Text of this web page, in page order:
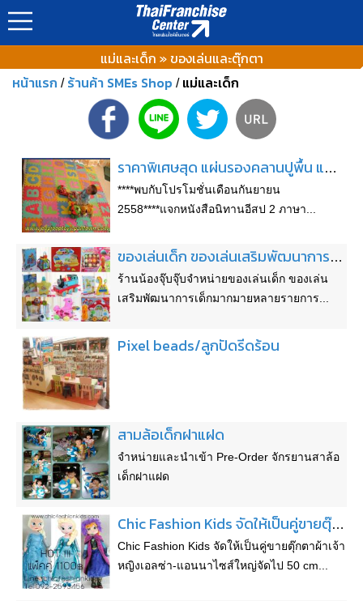
แม่และเด็ก » ของเล่นและตุ๊กตา
หน้าแรก / ร้านค้า SMEs Shop / แม่และเด็ก
ราคาพิเศษสุด แผ่นรองคลานปูพื้น แผ่นรองคลาน A-Z , แผ่นรองคลานดีสนี่ย์
****พบกับโปรโมชั่นเดือนกันยายน
2558****แจกหนังสือนิทานอีสป 2 ภาษา...
ของเล่นเด็ก ของเล่นเสริมพัฒนาการเด็ก มือ 1 ราคาถูกสุดๆ
ร้านน้องจุ๊บจุ๊บจำหน่ายของเล่นเด็ก ของเล่น
เสริมพัฒนาการเด็กมากมายหลายรายการ...
Pixel beads/ลูกปัดรีดร้อน
สามล้อเด็กฝาแฝด
จำหน่ายและนำเข้า Pre-Order จักรยานสาล้อ
เด็กฝาแฝด
Chic Fashion Kids จัดให้เป็นคู่ขายตุ๊กตาผ้าเจ้าหญิงเอลซ่า-แอนนาไซส์ใหญ่จัดไป 50 cm เพียง 1100 ฿เท่านั้น พร้อมส่งทั่วไทย
Chic Fashion Kids จัดให้เป็นคู่ขายตุ๊กตาผ้าเจ้า
หญิงเอลซ่า-แอนนาไซส์ใหญ่จัดไป 50 cm...